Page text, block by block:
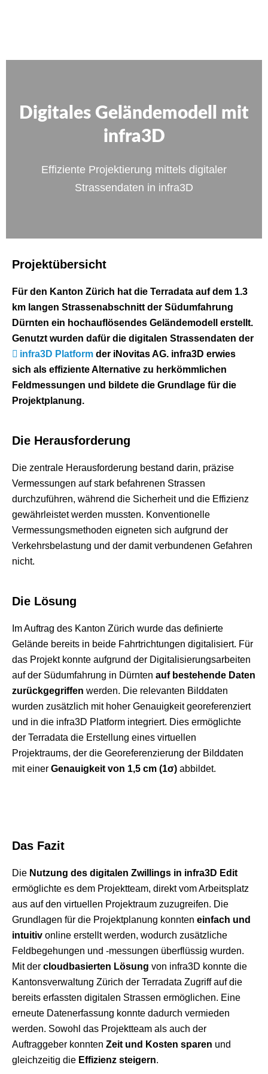
Digitales Geländemodell mit
infra3D
Effiziente Projektierung mittels digitaler
Strassendaten in infra3D
Projektübersicht
Für den Kanton Zürich hat die Terradata auf dem 1.3
km langen Strassenabschnitt der Südumfahrung
Dürnten ein hochauflösendes Geländemodell erstellt.
Genutzt wurden dafür die digitalen Strassendaten der
infra3D Platform der iNovitas AG. infra3D erwies
sich als effiziente Alternative zu herkömmlichen
Feldmessungen und bildete die Grundlage für die
Projektplanung.
Die Herausforderung
Die zentrale Herausforderung bestand darin, präzise
Vermessungen auf stark befahrenen Strassen
durchzuführen, während die Sicherheit und die Effizienz
gewährleistet werden mussten. Konventionelle
Vermessungsmethoden eigneten sich aufgrund der
Verkehrsbelastung und der damit verbundenen Gefahren
nicht.
Die Lösung
Im Auftrag des Kanton Zürich wurde das definierte
Gelände bereits in beide Fahrtrichtungen digitalisiert. Für
das Projekt konnte aufgrund der Digitalisierungsarbeiten
auf der Südumfahrung in Dürnten auf bestehende Daten
zurückgegriffen werden. Die relevanten Bilddaten
wurden zusätzlich mit hoher Genauigkeit georeferenziert
und in die infra3D Platform integriert. Dies ermöglichte
der Terradata die Erstellung eines virtuellen
Projektraums, der die Georeferenzierung der Bilddaten
mit einer Genauigkeit von 1,5 cm (1σ) abbildet.
Das Fazit
Die Nutzung des digitalen Zwillings in infra3D Edit
ermöglichte es dem Projektteam, direkt vom Arbeitsplatz
aus auf den virtuellen Projektraum zuzugreifen. Die
Grundlagen für die Projektplanung konnten einfach und
intuitiv online erstellt werden, wodurch zusätzliche
Feldbegehungen und -messungen überflüssig wurden.
Mit der cloudbasierten Lösung von infra3D konnte die
Kantonsverwaltung Zürich der Terradata Zugriff auf die
bereits erfassten digitalen Strassen ermöglichen. Eine
erneute Datenerfassung konnte dadurch vermieden
werden. Sowohl das Projektteam als auch der
Auftraggeber konnten Zeit und Kosten sparen und
gleichzeitig die Effizienz steigern.